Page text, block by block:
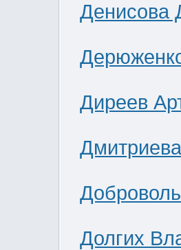
Денисова
Диреев
Долгих